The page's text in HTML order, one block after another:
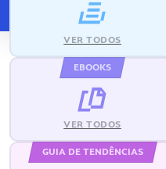
VER TODOS
EBOOKS
VER TODOS
GUIA DE TENDÊNCIAS